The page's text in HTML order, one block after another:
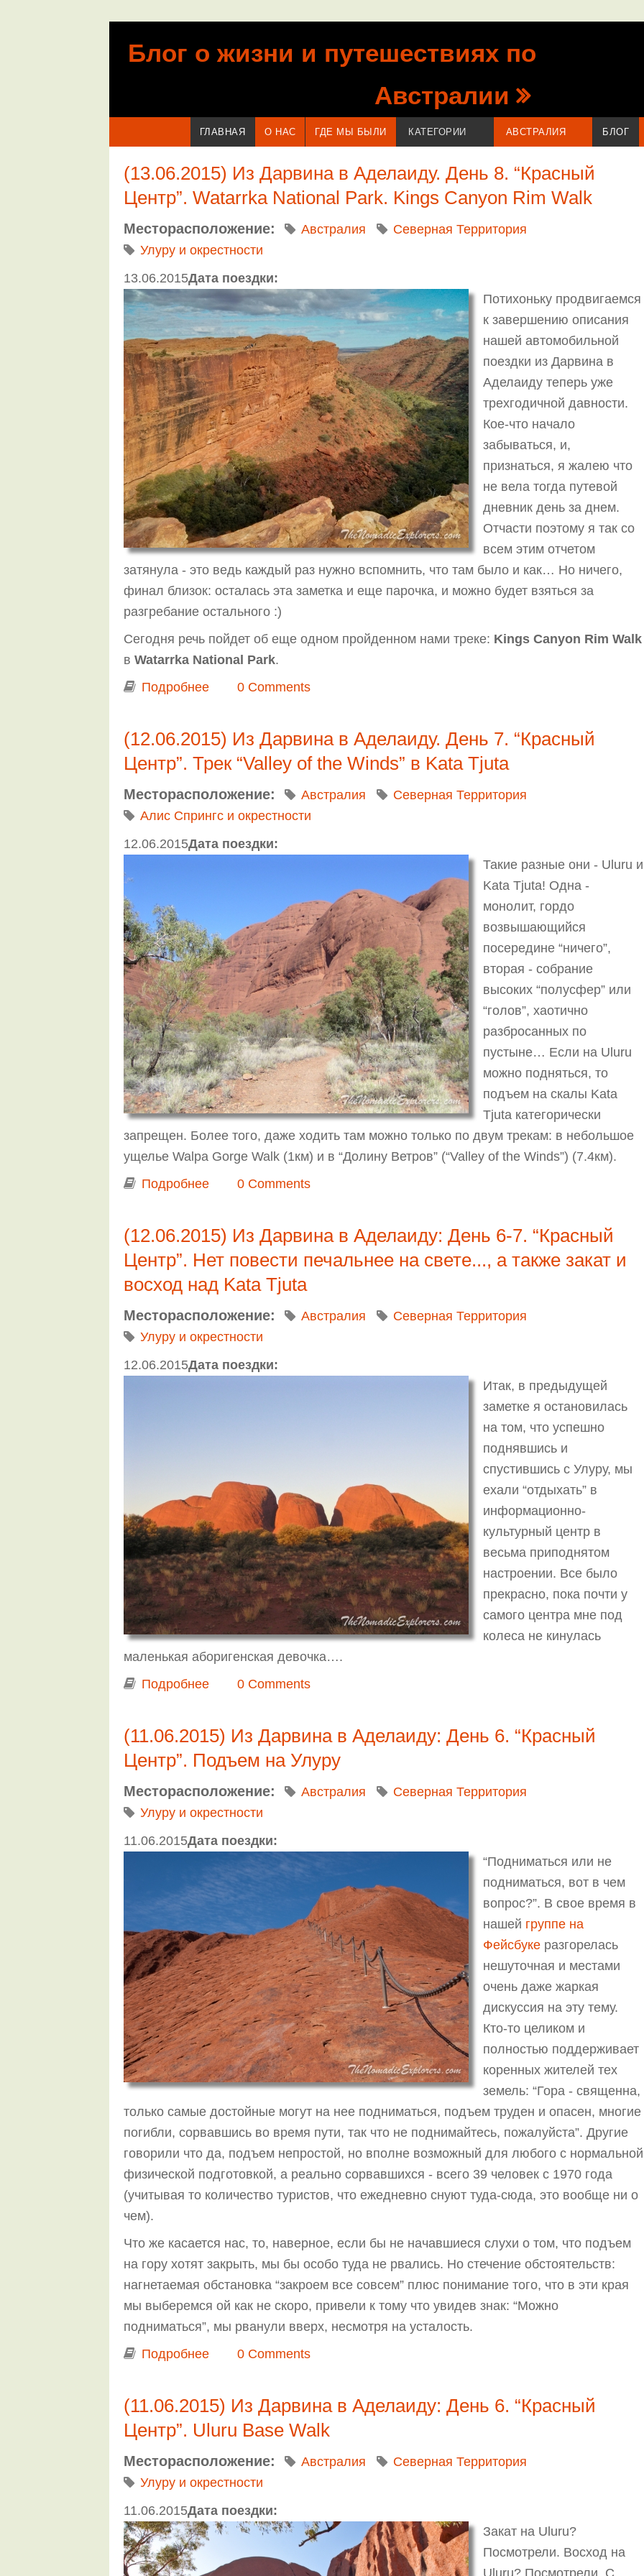
Блог о жизни и путешествиях по
Австралии
ГЛАВНАЯ О НАС ГДЕ МЫ БЫЛИ КАТЕГОРИИ АВСТРАЛИЯ БЛОГ
(13.06.2015) Из Дарвина в Аделаиду. День 8. “Красный
Центр”. Watarrka National Park. Kings Canyon Rim Walk
Месторасположение: Австралия
Северная Территория
Улуру и окрестности
Дата поездки:
13.06.2015
Потихоньку продвигаемся
к завершению описания
нашей автомобильной
поездки из Дарвина в
Аделаиду теперь уже
трехгодичной давности.
Кое-что начало
забываться, и,
признаться, я жалею что
не вела тогда путевой
дневник день за днем.
Отчасти поэтому я так со
всем этим отчетом
затянула - это ведь каждый раз нужно вспомнить, что там было и как… Но ничего,
финал близок: осталась эта заметка и еще парочка, и можно будет взяться за
разгребание остального :)
Сегодня речь пойдет об еще одном пройденном нами треке: Kings Canyon Rim Walk
в Watarrka National Park.
Подробнее о Из Дарвина в Аделаиду. День 8. “Красный Центр”. Watarrka National
0 Comments
(12.06.2015) Из Дарвина в Аделаиду. День 7. “Красный
Центр”. Трек “Valley of the Winds” в Kata Tjuta
Месторасположение: Австралия
Северная Территория
Алис Спрингс и окрестности
Дата поездки:
12.06.2015
Такие разные они - Uluru и
Kata Tjuta! Одна -
монолит, гордо
возвышающийся
посередине “ничего”,
вторая - собрание
высоких “полусфер” или
“голов”, хаотично
разбросанных по
пустыне… Если на Uluru
можно подняться, то
подъем на скалы Kata
Tjuta категорически
запрещен. Более того, даже ходить там можно только по двум трекам: в небольшое
ущелье Walpa Gorge Walk (1км) и в “Долину Ветров” (“Valley of the Winds”) (7.4км).
Подробнее о Из Дарвина в Аделаиду. День 7. “Красный Центр”. Трек “Valley of the
0 Comments
(12.06.2015) Из Дарвина в Аделаиду: День 6-7. “Красный
Центр”. Нет повести печальнее на свете..., а также закат и
восход над Kata Tjuta
Месторасположение: Австралия
Северная Территория
Улуру и окрестности
Дата поездки:
12.06.2015
Итак, в предыдущей
заметке я остановилась
на том, что успешно
поднявшись и
спустившись с Улуру, мы
ехали “отдыхать” в
информационно-
культурный центр в
весьма приподнятом
настроении. Все было
прекрасно, пока почти у
самого центра мне под
колеса не кинулась
маленькая аборигенская девочка….
Подробнее о Из Дарвина в Аделаиду: День 6-7. “Красный Центр”. Нет повести
0 Comments
(11.06.2015) Из Дарвина в Аделаиду: День 6. “Красный
Центр”. Подъем на Улуру
Месторасположение: Австралия
Северная Территория
Улуру и окрестности
Дата поездки:
11.06.2015
“Подниматься или не
подниматься, вот в чем
вопрос?”. В свое время в
нашей группе на
Фейсбуке разгорелась
нешуточная и местами
очень даже жаркая
дискуссия на эту тему.
Кто-то целиком и
полностью поддерживает
коренных жителей тех
земель: “Гора - священна,
только самые достойные могут на нее подниматься, подъем труден и опасен, многие
погибли, сорвавшись во время пути, так что не поднимайтесь, пожалуйста”. Другие
говорили что да, подъем непростой, но вполне возможный для любого с нормальной
физической подготовкой, а реально сорвавшихся - всего 39 человек с 1970 года
(учитывая то количество туристов, что ежедневно снуют туда-сюда, это вообще ни о
чем).
Что же касается нас, то, наверное, если бы не начавшиеся слухи о том, что подъем
на гору хотят закрыть, мы бы особо туда не рвались. Но стечение обстоятельств:
нагнетаемая обстановка “закроем все совсем” плюс понимание того, что в эти края
мы выберемся ой как не скоро, привели к тому что увидев знак: “Можно
подниматься”, мы рванули вверх, несмотря на усталость.
Подробнее о Из Дарвина в Аделаиду: День 6. “Красный Центр”. Подъем на Улуру
0 Comments
(11.06.2015) Из Дарвина в Аделаиду: День 6. “Красный
Центр”. Uluru Base Walk
Месторасположение: Австралия
Северная Территория
Улуру и окрестности
Дата поездки:
11.06.2015
Закат на Uluru?
Посмотрели. Восход на
Uluru? Посмотрели. С